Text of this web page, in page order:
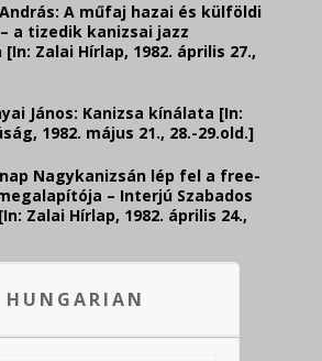
A műfaj hazai és külföldi
a tizedik kanizsai jazz
Zalai Hírlap, 1982. április 27.,
János: Kanizsa kínálata [In:
1982. május 21., 28.-29.old.]
Nagykanizsán lép fel a free-
– Interjú Szabados
Zalai Hírlap, 1982. április 24.,
HUNGARIAN